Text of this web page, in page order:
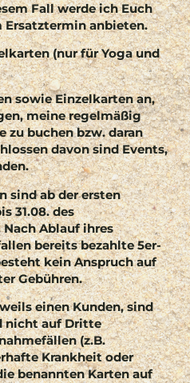
Fall werde ich Euch
Ersatztermin anbieten.
(nur für Yoga und
sowie Einzelkarten an,
meine regelmäßig
zu buchen bzw. daran
davon sind Events,
sind ab der ersten
31.08. des
Ablauf ihres
bereits bezahlte 5er-
kein Anspruch auf
Gebühren.
einen Kunden, sind
nicht auf Dritte
(z.B.
Krankheit oder
benannten Karten auf